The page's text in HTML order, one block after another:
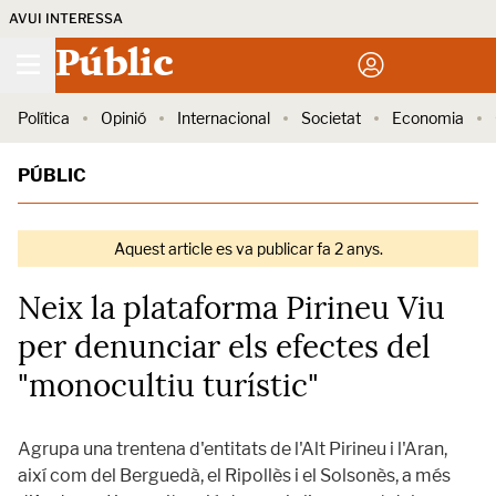
AVUI INTERESSA
Públic
Política Opinió Internacional Societat Economia
PÚBLIC
Aquest article es va publicar fa 2 anys.
Neix la plataforma Pirineu Viu
per denunciar els efectes del
"monocultiu turístic"
Agrupa una trentena d'entitats de l'Alt Pirineu i l'Aran,
així com del Berguedà, el Ripollès i el Solsonès, a més